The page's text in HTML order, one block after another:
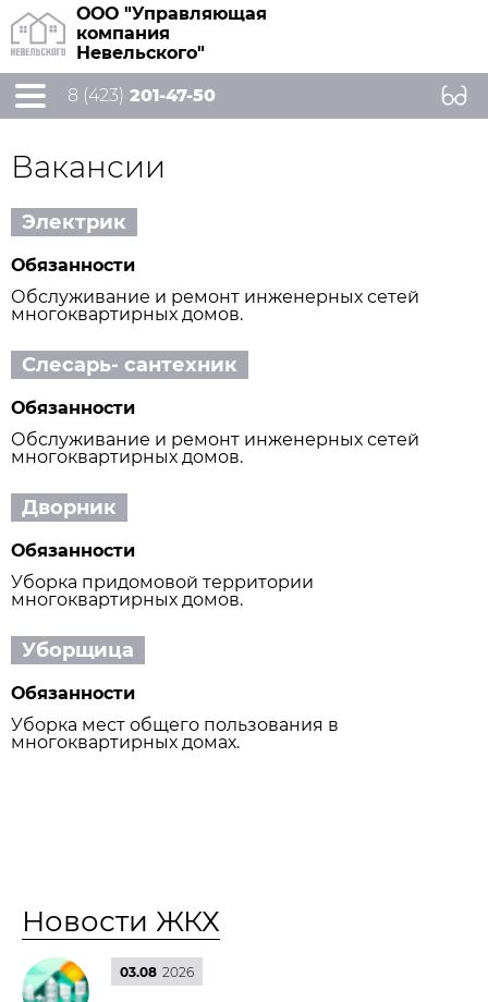
ООО "Управляющая
компания
Невельского"
8 (423) 201-47-50
Вакансии
Электрик
Обязанности
Обслуживание и ремонт инженерных сетей
многоквартирных домов.
Слесарь- сантехник
Обязанности
Обслуживание и ремонт инженерных сетей
многоквартирных домов.
Дворник
Обязанности
Уборка придомовой территории
многоквартирных домов.
Уборщица
Обязанности
Уборка мест общего пользования в
многоквартирных домах.
Новости ЖКХ
03.08 2026